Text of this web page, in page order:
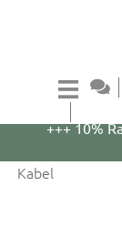
+++ 5%
+++ 10%
Kabel